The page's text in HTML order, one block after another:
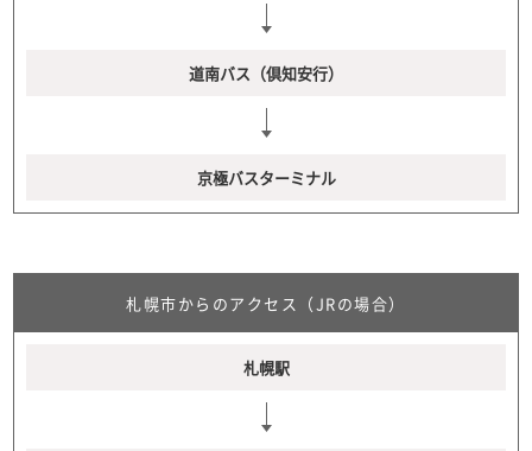
道南バス（倶知安行）
京極バスターミナル
札幌市からのアクセス（JRの場合）
札幌駅